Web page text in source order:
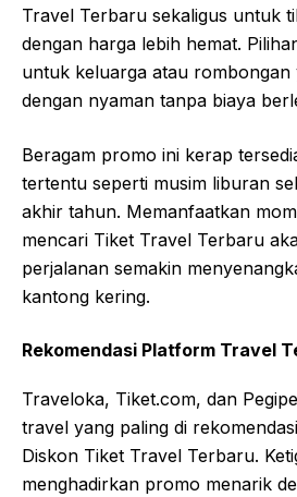
Travel Terbaru sekaligus untuk
dengan harga lebih hemat.
untuk keluarga atau
dengan nyaman tanpa biaya
Beragam promo ini kerap
tertentu seperti musim liburan
akhir tahun. Memanfaatkan
mencari Tiket Travel Terbaru
perjalanan semakin
kantong kering.
Rekomendasi Platform Travel
Traveloka, Tiket.com, dan
travel yang paling di
Diskon Tiket Travel Terbaru.
menghadirkan promo menarik